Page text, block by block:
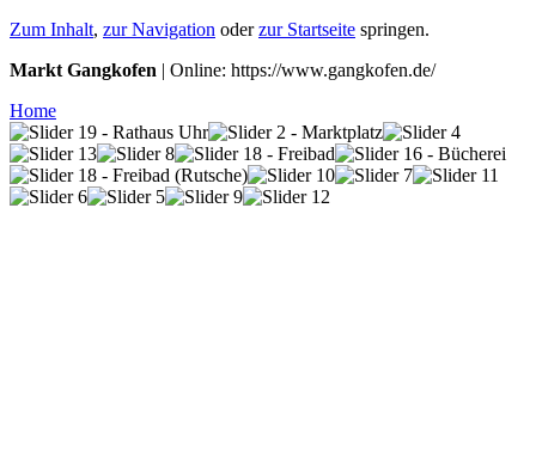
Zum Inhalt, zur Navigation oderzur Startseite springen.
Markt Gangkofen | Online: https://www.gangkofen.de/
Home